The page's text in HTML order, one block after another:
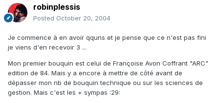
robinplessis
Posted October 20, 2004
Je commence à en avoir qquns et je pense que ce n'est pas fini
je viens d'en recevoir 3 ...
Mon premier bouquin est celui de Françoise Avon Coffrant "ARC"
edition de 84. Mais y a encore à mettre de côté avant de
dépasser mon nb de bouquin technique ou sur les sciences de
gestion. Mais c'est les + sympas :29: